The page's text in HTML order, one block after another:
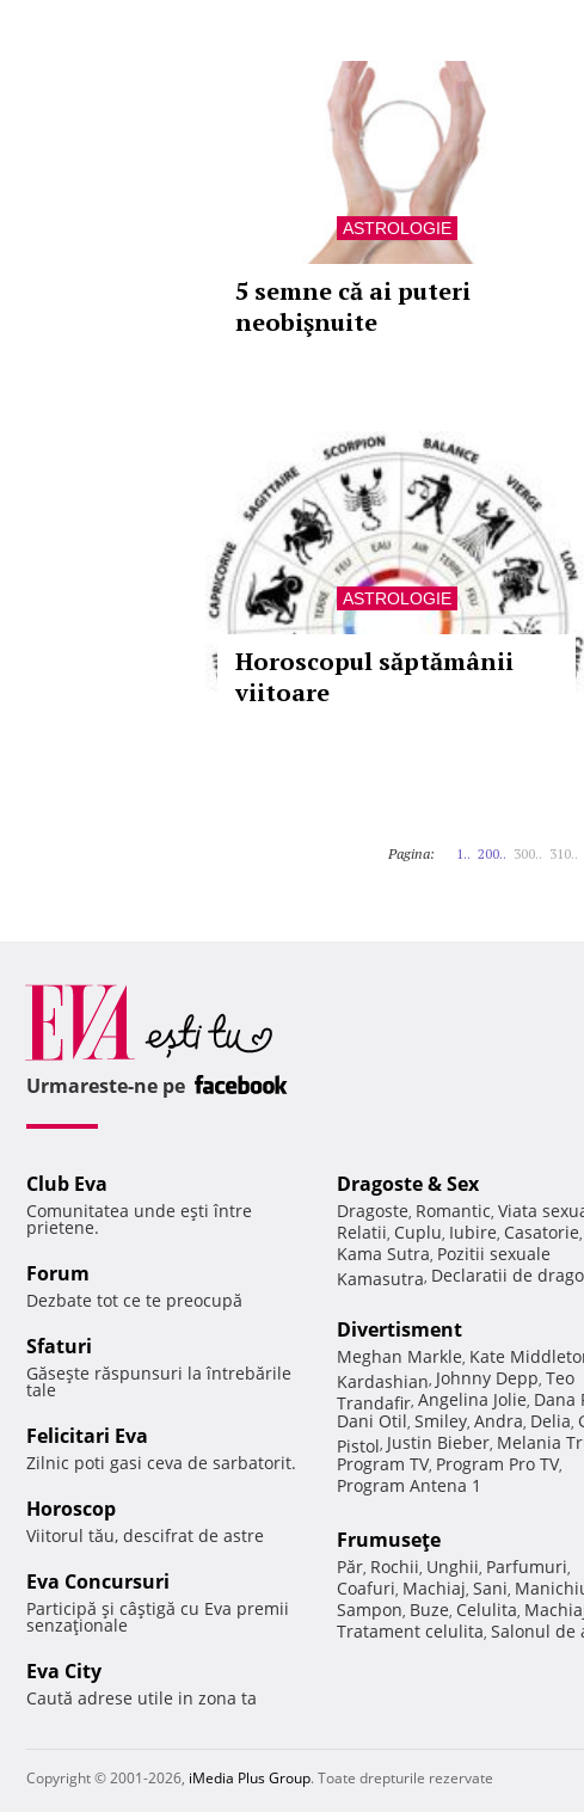
ASTROLOGIE
5 semne că ai puteri
neobişnuite
ASTROLOGIE
Horoscopul săptămânii
viitoare
Pagina: 1.. 200.. 300.. 310..
Urmareste-ne pe
Club Eva
Comunitatea unde eşti între
prietene.
Forum
Dezbate tot ce te preocupă
Sfaturi
Găseşte răspunsuri la întrebările
tale
Felicitari Eva
Zilnic poti gasi ceva de sarbatorit.
Horoscop
Viitorul tău, descifrat de astre
Eva Concursuri
Participă şi câştigă cu Eva premii
senzaţionale
Eva City
Caută adrese utile in zona ta
Dragoste & Sex
Dragoste, Romantic, Viata
Relatii, Cuplu, Iubire, Casatorie,
Kama Sutra, Pozitii sexuale
Kamasutra, Declaratii de
Divertisment
Meghan Markle, Kate
Kardashian, Johnny Depp, Teo
Trandafir, Angelina Jolie, Dana
Dani Otil, Smiley, Andra, Delia,
Pistol, Justin Bieber, Melania
Program TV, Program Pro TV,
Program Antena 1
Frumuseţe
Păr, Rochii, Unghii, Parfumuri,
Coafuri, Machiaj, Sani,
Sampon, Buze, Celulita,
Tratament celulita, Salonul de
Copyright © 2001-2026, iMedia Plus Group. Toate drepturile rezervate